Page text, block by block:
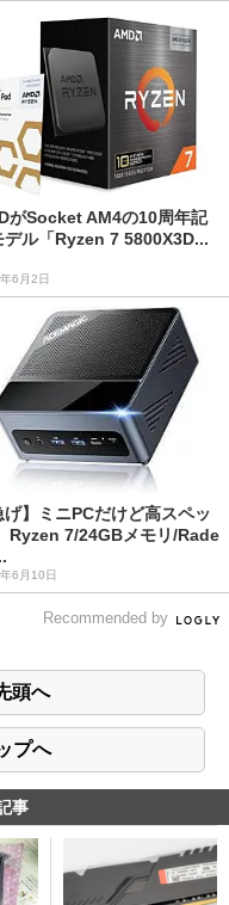
がSocket AM4の10周年記
デル「Ryzen 7 5800X3D...
6月2日
げ】ミニPCだけど高スペッ
Ryzen 7/24GBメモリ/Rade
6月10日
Recommended by
頭へ
プへ
事